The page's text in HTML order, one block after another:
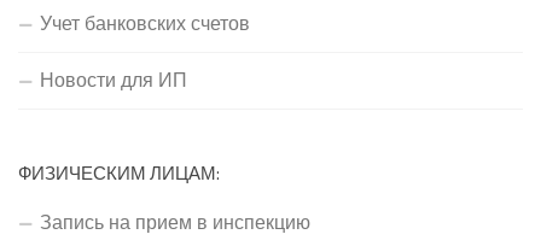
Учет банковских счетов
Новости для ИП
ФИЗИЧЕСКИМ ЛИЦАМ:
Запись на прием в инспекцию